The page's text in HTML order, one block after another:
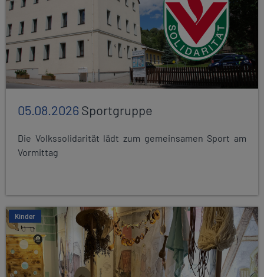
05.08.2026Sportgruppe
Die Volkssolidarität lädt zum gemeinsamen Sport am
Vormittag
Kinder